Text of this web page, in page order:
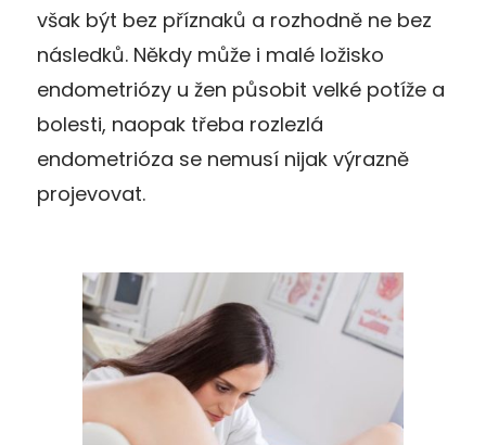
však být bez příznaků a rozhodně ne bez
následků. Někdy může i malé ložisko
endometriózy u žen působit velké potíže a
bolesti, naopak třeba rozlezlá
endometrióza se nemusí nijak výrazně
projevovat.